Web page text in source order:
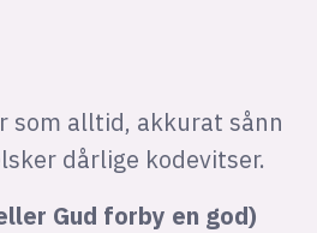
som alltid, akkurat sånn
dårlige kodevitser.
Gud forby en god)